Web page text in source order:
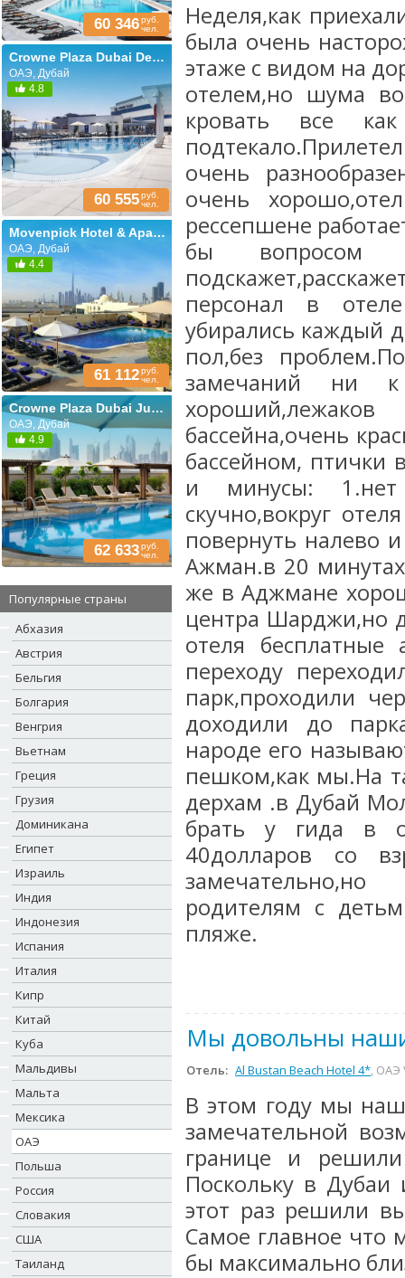
60 346руб.
чел.
Crowne Plaza Dubai Deira (ex. Renaissance Dubai)
ОАЭ, Дубай
4.8
60 555руб.
чел.
Movenpick Hotel & Apartments Bur Dubai
ОАЭ, Дубай
4.4
61 112руб.
чел.
Crowne Plaza Dubai Jumeirah (ex. Ramada Jumeirah)
ОАЭ, Дубай
4.9
62 633руб.
чел.
Популярные страны
Абхазия
Австрия
Бельгия
Болгария
Венгрия
Вьетнам
Греция
Грузия
Доминикана
Египет
Израиль
Индия
Индонезия
Испания
Италия
Кипр
Китай
Куба
Мальдивы
Мальта
Мексика
ОАЭ
Польша
Россия
Словакия
США
Таиланд
Неделя,как
была очень
этаже с видом на
отелем,но шума
кровать все
очень
очень
рессепшене
бы вопросом
персонал в
убирались каждый
пол,без
замечаний ни
бассейна,очень
бассейном, птички
и минусы: 1.нет
скучно,вокруг
повернуть налево
Ажман.в 20
же в Аджмане
центра Шарджи,но
отеля
переходу
парк,проходили
доходили до
народе его
пешком,как мы.На
дерхам .в Дубай
брать у гида в
40долларов со
родителям с
пляже.
Мы довольны
Отель: Al Bustan Beach Hotel 4*,
В этом году мы
замечательной
границе и
Поскольку в
этот раз решили
Самое главное что
бы максимально